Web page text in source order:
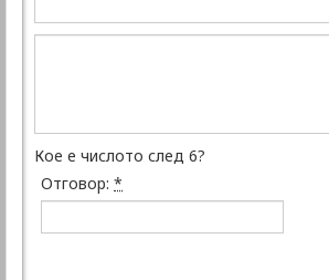
Кое е числото след 6?
Отговор: *